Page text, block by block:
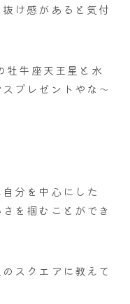
け感があると気付
牡牛座天王星と水
プレゼントやな～
分を中心にした
を掴むことができ
スクエアに教えて